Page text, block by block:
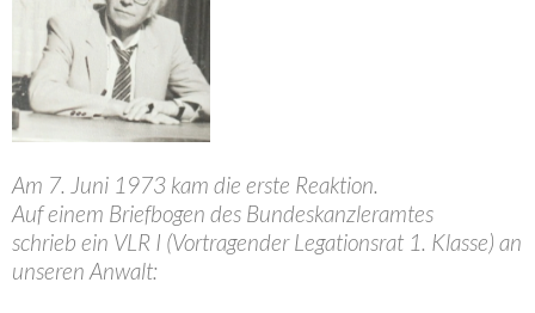
Am 7. Juni 1973 kam die erste Reaktion.
Auf einem Briefbogen des Bundeskanzleramtes
schrieb ein VLR I (Vortragender Legationsrat 1. Klasse) an
unseren Anwalt: